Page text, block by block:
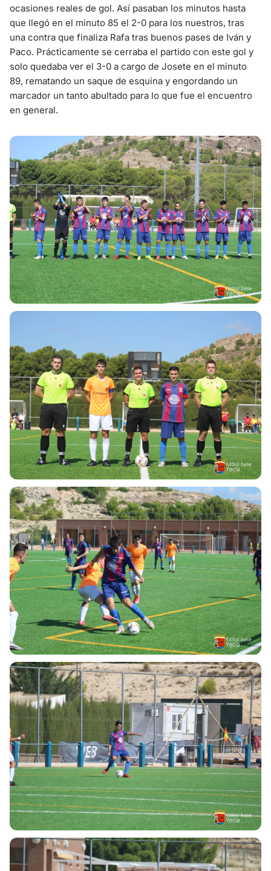
ocasiones reales de gol. Así pasaban los minutos hasta
que llegó en el minuto 85 el 2-0 para los nuestros, tras
una contra que finaliza Rafa tras buenos pases de Iván y
Paco. Prácticamente se cerraba el partido con este gol y
solo quedaba ver el 3-0 a cargo de Josete en el minuto
89, rematando un saque de esquina y engordando un
marcador un tanto abultado para lo que fue el encuentro
en general.